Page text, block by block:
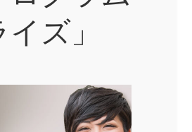
イズ」